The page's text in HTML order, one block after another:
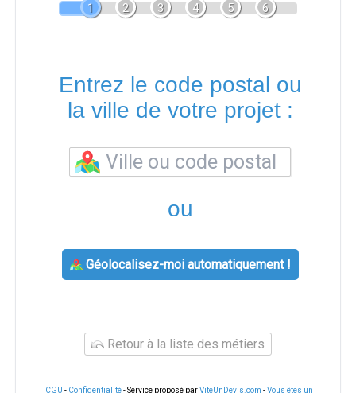
1 2 3 4 5 6
Entrez le code postal ou
la ville de votre projet :
ou
Géolocalisez-moi automatiquement !
Retour à la liste des métiers
CGU - Confidentialité- Service proposé parViteUnDevis.com -Vous êtes un